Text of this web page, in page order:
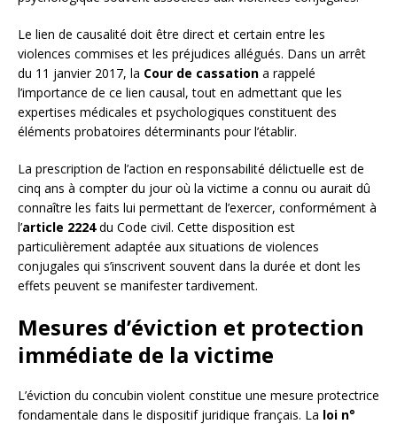
Le lien de causalité doit être direct et certain entre les
violences commises et les préjudices allégués. Dans un arrêt
du 11 janvier 2017, la Cour de cassation a rappelé
l’importance de ce lien causal, tout en admettant que les
expertises médicales et psychologiques constituent des
éléments probatoires déterminants pour l’établir.
La prescription de l’action en responsabilité délictuelle est de
cinq ans à compter du jour où la victime a connu ou aurait dû
connaître les faits lui permettant de l’exercer, conformément à
l’article 2224du Code civil. Cette disposition est
particulièrement adaptée aux situations de violences
conjugales qui s’inscrivent souvent dans la durée et dont les
effets peuvent se manifester tardivement.
Mesures d’éviction et protection
immédiate de la victime
L’éviction du concubin violent constitue une mesure protectrice
fondamentale dans le dispositif juridique français. La loi n°